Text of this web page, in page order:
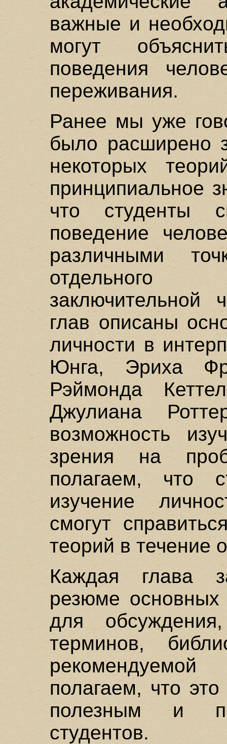
важные и
могут
поведения
переживания.
Ранее мы уже
было расширено
некоторых
принципиальное
что студенты
поведение
различными
заключительной
глав описаны
личности в
Юнга, Эриха
Рэймонда
Джулиана
возможность
зрения на
полагаем, что
изучение
смогут
теорий в течение
Каждая глава
резюме
для
терминов,
полагаем, что
полезным и
студентов.